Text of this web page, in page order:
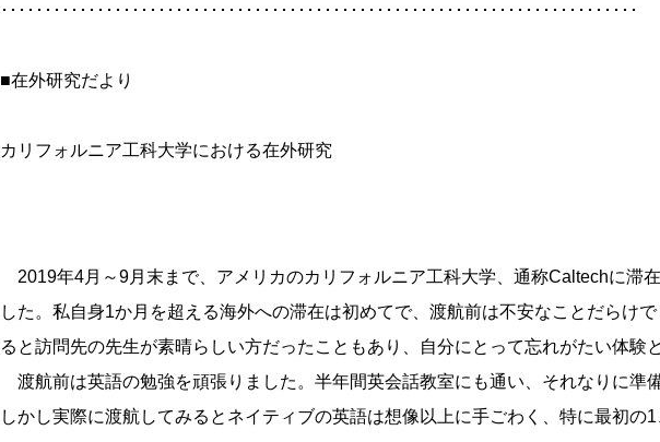
･････････････････････････････････････････････････････････････････････････
■在外研究だより
カリフォルニア工科大学における在外研究
2019年4月～9月末まで、アメリカのカリフォルニア工科大学、通称Caltechに滞
した。私自身1か月を超える海外への滞在は初めてで、渡航前は不安なことだらけ
ると訪問先の先生が素晴らしい方だったこともあり、自分にとって忘れがたい体験
渡航前は英語の勉強を頑張りました。半年間英会話教室にも通い、それなりに準
しかし実際に渡航してみるとネイティブの英語は想像以上に手ごわく、特に最初の